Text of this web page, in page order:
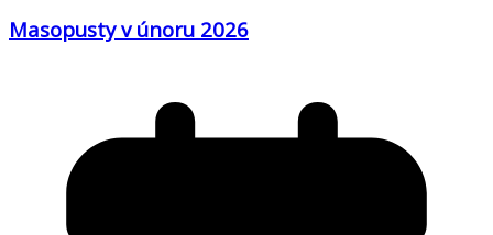
Masopusty v únoru 2026